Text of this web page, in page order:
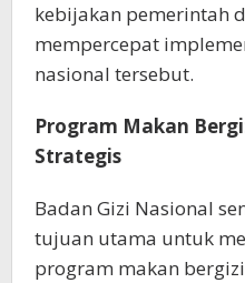
kebijakan pemerintah
mempercepat
nasional tersebut.
Program Makan
Strategis
Badan Gizi Nasional
tujuan utama untuk
program makan